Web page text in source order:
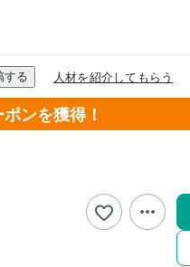
ンを獲得！